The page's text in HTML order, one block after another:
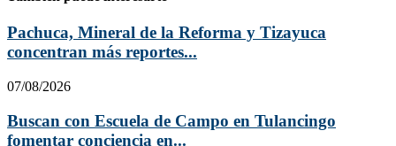
Pachuca, Mineral de la Reforma y Tizayuca
concentran más reportes...
07/08/2026
Buscan con Escuela de Campo en Tulancingo
fomentar conciencia en...